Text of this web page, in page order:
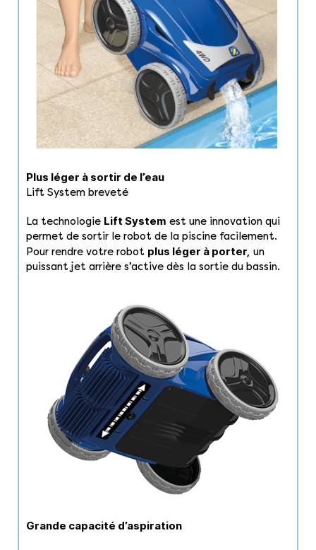
Plus léger à sortir de l’eau
Lift System breveté
La technologie Lift System est une innovation qui
permet de sortir le robot de la piscine facilement.
Pour rendre votre robot plus léger à porter, un
puissant jet arrière s’active dès la sortie du bassin.
Grande capacité d’aspiration